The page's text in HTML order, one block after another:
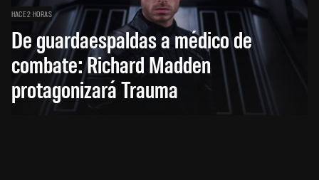
HACE 2 HORAS
De guardaespaldas a médico de
combate: Richard Madden
protagonizará Trauma